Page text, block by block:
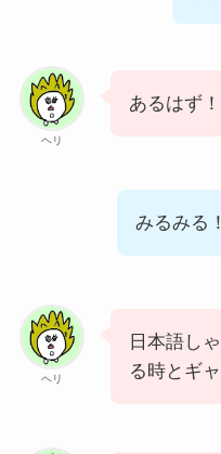
ヘリ
あるはず
みるみる
ヘリ
日本語し
る時とギ